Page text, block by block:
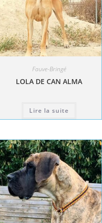
Fauve-Bringé
LOLA DE CAN ALMA
Lire la suite